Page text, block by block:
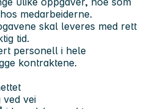
medarbeiderne.
skal leveres med rett
tid.
personell i hele
kontraktene.
ved vei